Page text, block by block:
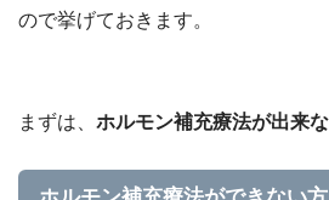
ので挙げておきます。
まずは、 ホルモン補充療法が出来